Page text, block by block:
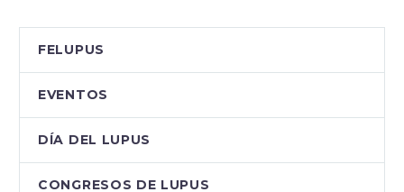
FELUPUS
EVENTOS
DÍA DEL LUPUS
CONGRESOS DE LUPUS